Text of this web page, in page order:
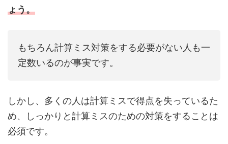
ょう。
もちろん計算ミス対策をする必要がない人も一
定数いるのが事実です。
しかし、多くの人は計算ミスで得点を失っているた
め、しっかりと計算ミスのための対策をすることは
必須です。